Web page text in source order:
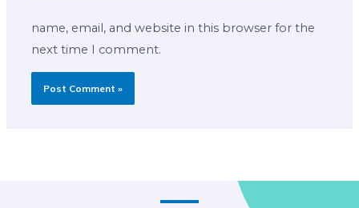
name, email, and website in this browser for the
next time I comment.